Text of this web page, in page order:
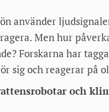
använder
Men hur
Forskarna har
sig och reagerar på
och